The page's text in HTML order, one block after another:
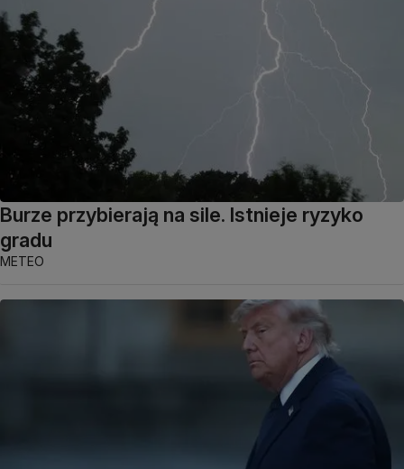
Burze przybierają na sile. Istnieje ryzyko
gradu
METEO